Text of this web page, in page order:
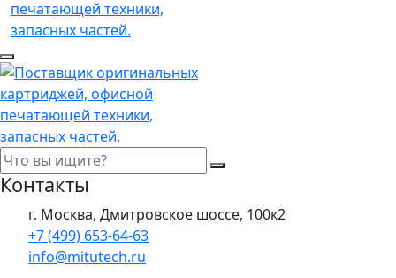
Контакты
г. Москва, Дмитровское шоссе, 100к2
+7 (499) 653-64-63
info@mitutech.ru